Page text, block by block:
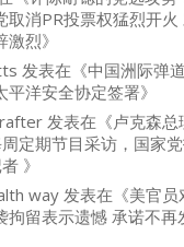
取消PR投票权猛烈开火
激烈》
发表在《中国洲际弹
平洋安全协定签署》
发表在《卢克森总
定期节目采访，国家
》
way发表在《美官员
拘留表示遗憾 承诺不再